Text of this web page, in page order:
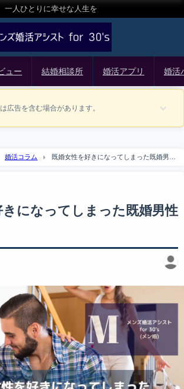
一人ひとりに幸せな人生を
ュー 結婚相談所 婚活アプリ 婚活
広告を含む場合があります。
婚活コラム
既婚女性を好きになってしまった既婚男性
きになってしまった既婚男性